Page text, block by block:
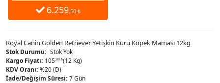
6.259,50 ₺
Royal Canin Golden Retriever Yetişkin Kuru Köpek Maması 12kg
Stok Durumu: Stok Yok
Kargo Fiyatı: 105,00 ₺(12 Kg)
KDV Oranı: %20 (D)
İade/Değişim Süresi: 7 Gün